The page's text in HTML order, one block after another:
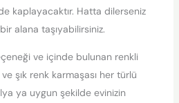
kaplayacaktır. Hatta dilerseniz
alana taşıyabilirsiniz.
ve içinde bulunan renkli
şık renk karmaşası her türlü
ya uygun şekilde evinizin